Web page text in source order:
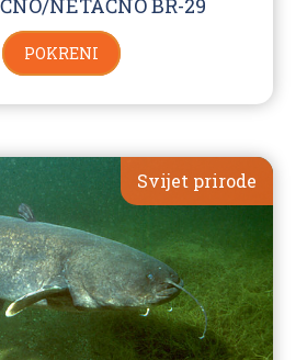
NETAČNO BR-29
POKRENI
Svijet prirode